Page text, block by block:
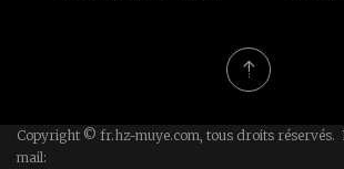
Copyright © fr.hz-muye.com, tous droits réservés.
mail: